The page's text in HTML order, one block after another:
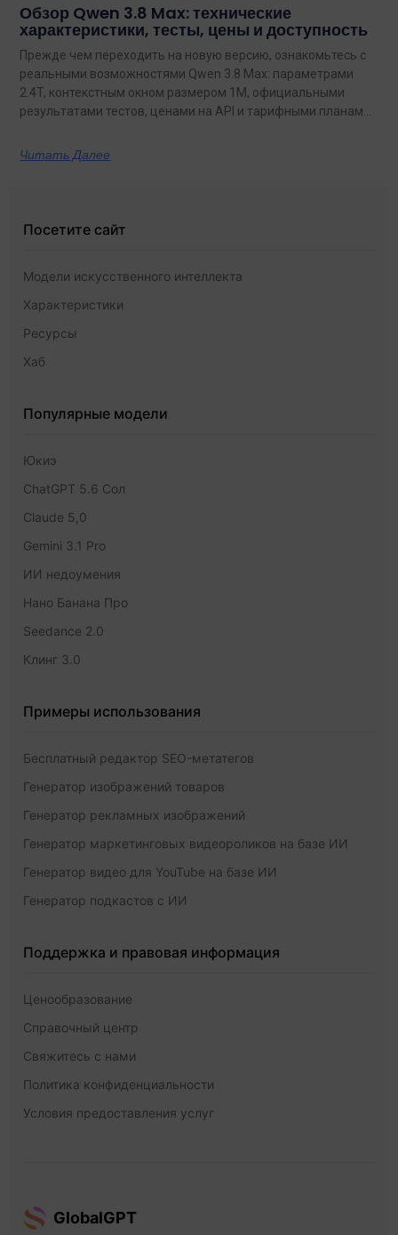
Обзор Qwen 3.8 Max: технические
характеристики, тесты, цены и доступность
Прежде чем переходить на новую версию, ознакомьтесь с
реальными возможностями Qwen 3.8 Max: параметрами
2.4T, контекстным окном размером 1M, официальными
результатами тестов, ценами на API и тарифными планами
Читать Далее
Посетите сайт
Модели искусственного интеллекта
Характеристики
Ресурсы
Хаб
Популярные модели
Юкиэ
ChatGPT 5.6 Сол
Claude 5,0
Gemini 3.1 Pro
ИИ недоумения
Нано Банана Про
Seedance 2.0
Клинг 3.0
Примеры использования
Бесплатный редактор SEO-метатегов
Генератор изображений товаров
Генератор рекламных изображений
Генератор маркетинговых видеороликов на базе ИИ
Генератор видео для YouTube на базе ИИ
Генератор подкастов с ИИ
Поддержка и правовая информация
Ценообразование
Справочный центр
Свяжитесь с нами
Политика конфиденциальности
Условия предоставления услуг
GlobalGPT